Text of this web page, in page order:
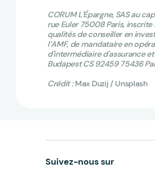
CORUM L'Épargne, SAS au
rue Euler 75008 Paris,
qualités de conseiller en
l’AMF, de mandataire en
d'intermédiaire d'assurance et
Budapest CS 92459 75436
Crédit :Max Duzij / Unsplash
Suivez-nous sur